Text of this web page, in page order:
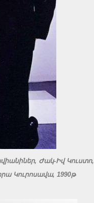
Ժակ-Իվ Կուստո,
Կուրոսավա, 1990թ